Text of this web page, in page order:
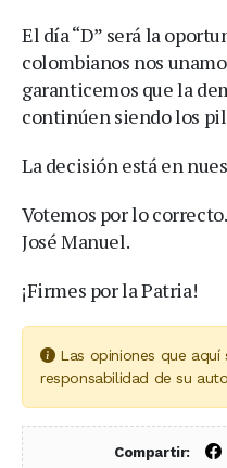
El día “D” será la
colombianos nos
garanticemos que la
continúen siendo los
La decisión está en
Votemos por lo
José Manuel.
¡Firmes por la Patria!
Las opiniones que aquí
responsabilidad de su
Compartir: